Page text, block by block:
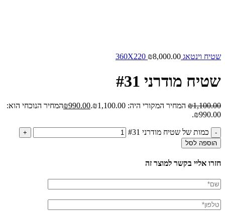
שטיח וינטאג 360X220 ₪8,000.00
שטיח מודרני #31
₪1,100.00 המחיר המקורי היה: ₪1,100.00. ₪990.00
המחיר הנוכחי הוא:
₪990.00.
כמות של שטיח מודרני #31
הוספה לסל
חזרו אליי בקשר למוצר זה